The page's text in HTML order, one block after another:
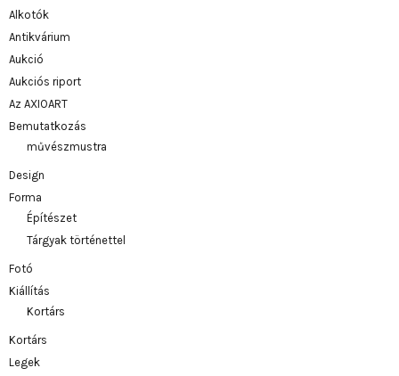
Alkotók
Antikvárium
Aukció
Aukciós riport
Az AXIOART
Bemutatkozás
művészmustra
Design
Forma
Építészet
Tárgyak történettel
Fotó
Kiállítás
Kortárs
Kortárs
Legek